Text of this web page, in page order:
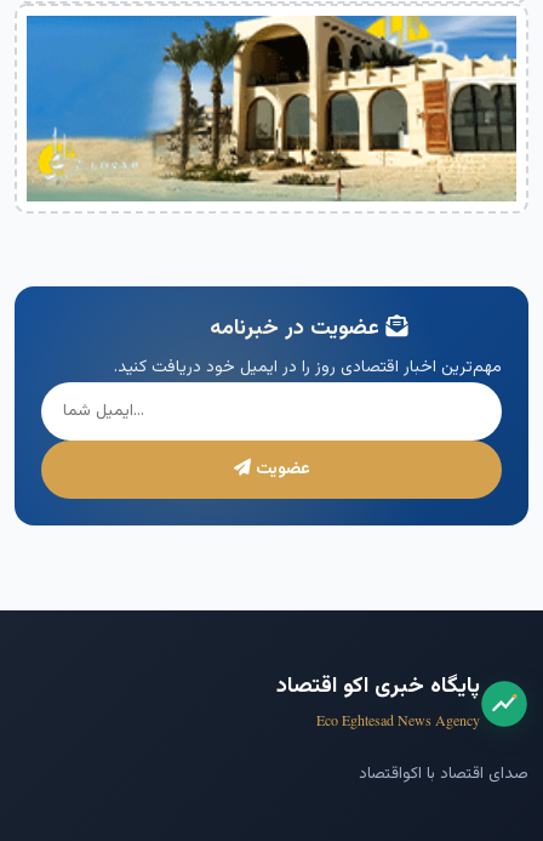
عضویت در خبرنامه
مهم‌ترین اخبار اقتصادی روز را در ایمیل خود دریافت کنید.
عضویت
پایگاه خبری اکو اقتصاد
Eco Eghtesad News Agency
صدای اقتصاد با اکواقتصاد